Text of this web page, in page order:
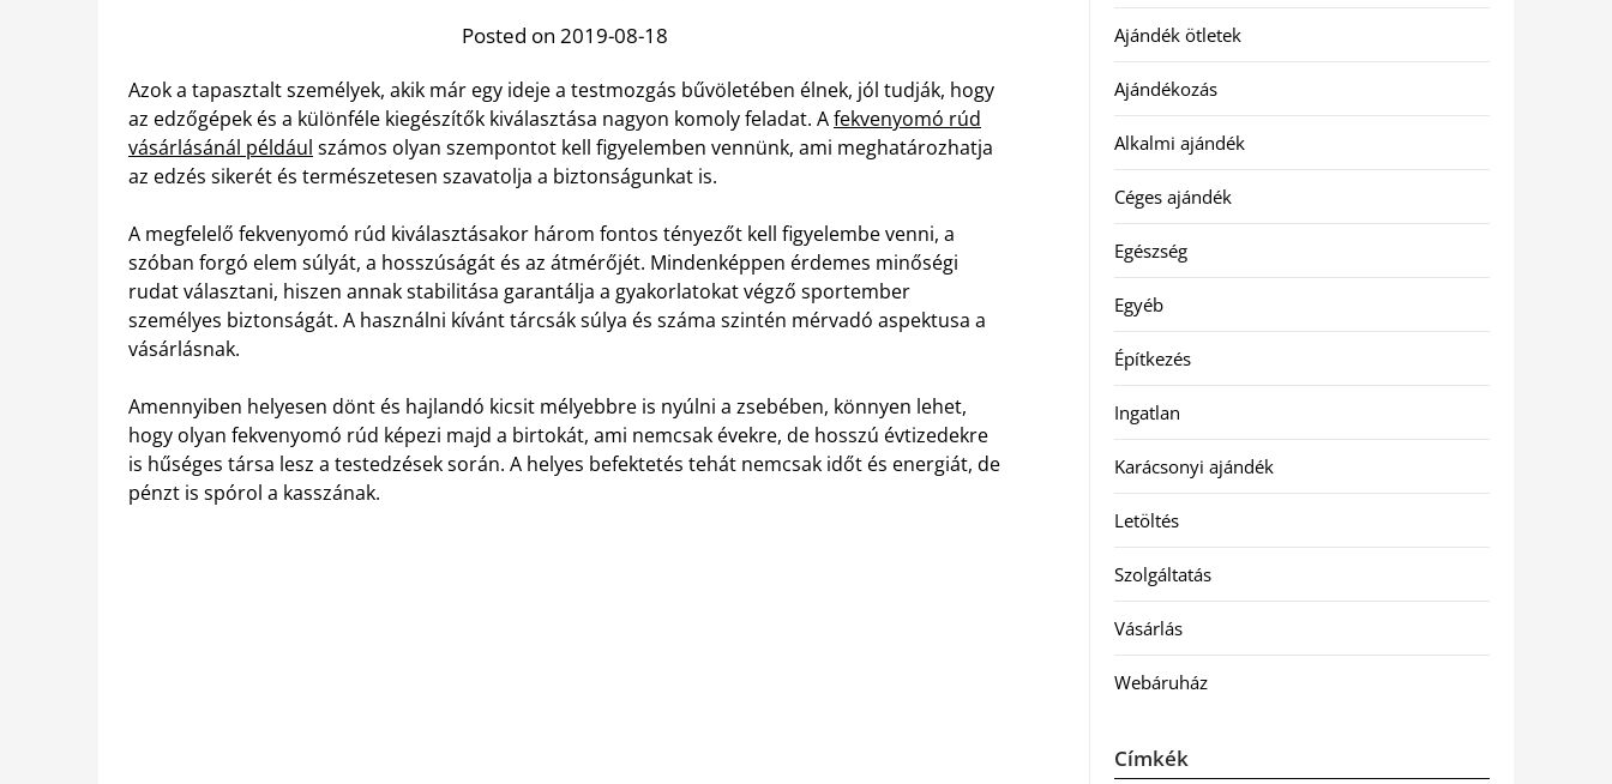
Posted on 2019-08-18
Azok a tapasztalt személyek, akik már egy ideje a testmozgás bűvöletében élnek, jól tudják, hogy
az edzőgépek és a különféle kiegészítők kiválasztása nagyon komoly feladat. Afekvenyomó rúd
vásárlásánál például számos olyan szempontot kell figyelemben vennünk, ami meghatározhatja
az edzés sikerét és természetesen szavatolja a biztonságunkat is.
A megfelelő fekvenyomó rúd kiválasztásakor három fontos tényezőt kell figyelembe venni, a
szóban forgó elem súlyát, a hosszúságát és az átmérőjét. Mindenképpen érdemes minőségi
rudat választani, hiszen annak stabilitása garantálja a gyakorlatokat végző sportember
személyes biztonságát. A használni kívánt tárcsák súlya és száma szintén mérvadó aspektusa a
vásárlásnak.
Amennyiben helyesen dönt és hajlandó kicsit mélyebbre is nyúlni a zsebében, könnyen lehet,
hogy olyan fekvenyomó rúd képezi majd a birtokát, ami nemcsak évekre, de hosszú évtizedekre
is hűséges társa lesz a testedzések során. A helyes befektetés tehát nemcsak időt és energiát, de
pénzt is spórol a kasszának.
Ajándék ötletek
Ajándékozás
Alkalmi ajándék
Céges ajándék
Egészség
Egyéb
Építkezés
Ingatlan
Karácsonyi ajándék
Letöltés
Szolgáltatás
Vásárlás
Webáruház
Címkék